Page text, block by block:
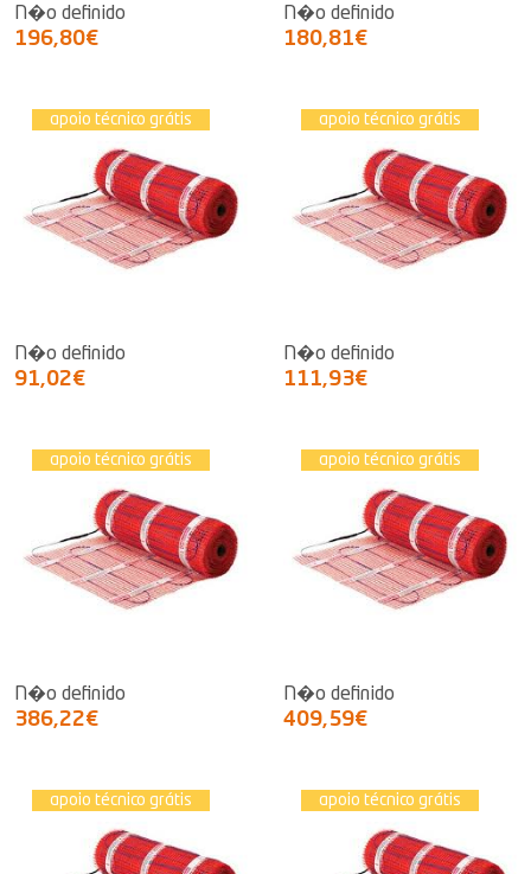
N�o definido
196,80€
N�o definido
180,81€
apoio técnico grátis
N�o definido
91,02€
apoio técnico grátis
N�o definido
111,93€
apoio técnico grátis
N�o definido
386,22€
apoio técnico grátis
N�o definido
409,59€
apoio técnico grátis apoio técnico grátis